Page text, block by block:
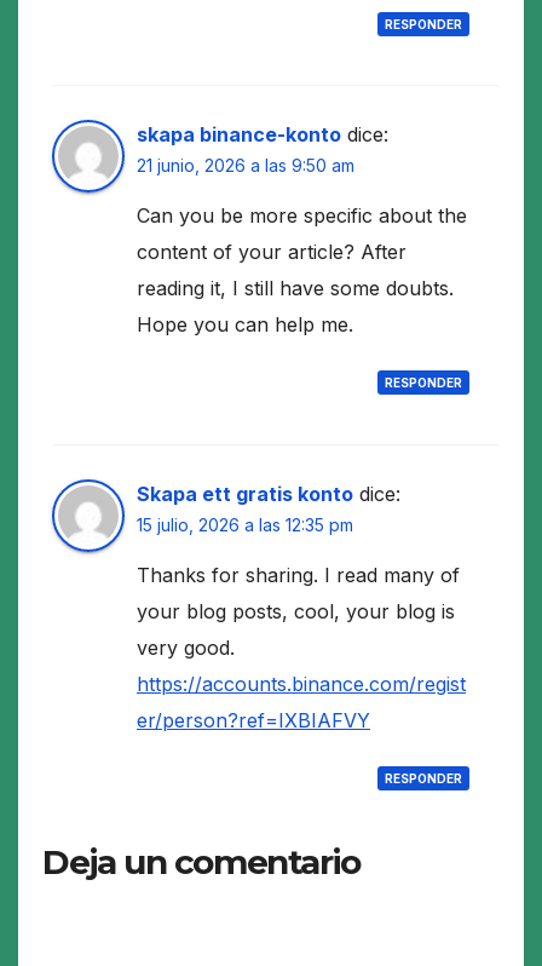
RESPONDER
skapa binance-konto dice:
21 junio, 2026 a las 9:50 am
Can you be more specific about the
content of your article? After
reading it, I still have some doubts.
Hope you can help me.
RESPONDER
Skapa ett gratis konto dice:
15 julio, 2026 a las 12:35 pm
Thanks for sharing. I read many of
your blog posts, cool, your blog is
very good.
https://accounts.binance.com/regist
er/person?ref=IXBIAFVY
RESPONDER
Deja un comentario